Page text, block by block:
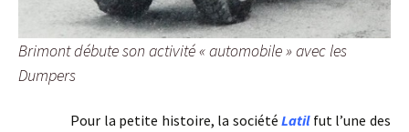
Brimont débute son activité « automobile » avec les
Dumpers
Pour la petite histoire, la sociétéLatilfut l’une des